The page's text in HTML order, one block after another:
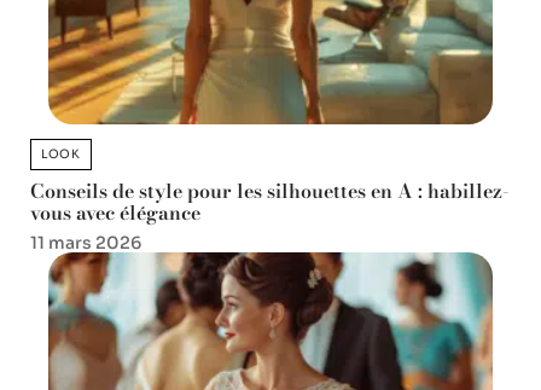
LOOK
Conseils de style pour les silhouettes en A : habillez-
vous avec élégance
11 mars 2026